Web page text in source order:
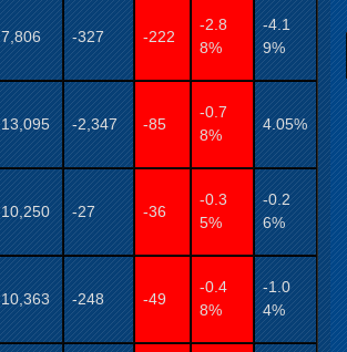
7,806 -327 -222
-2.8
8%
-4.1
9%
13,095 -2,347 -85
-0.7
8%
4.05%
10,250 -27 -36
-0.3
5%
-0.2
6%
10,363 -248 -49
-0.4
8%
-1.0
4%